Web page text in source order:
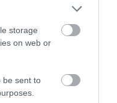
storage
on web or
be sent to
legegyszerűbb
öltözködünk.
a bőrfelületet,
Sok